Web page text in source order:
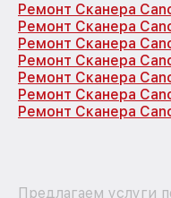
Ремонт Сканера
Ремонт Сканера
Ремонт Сканера
Ремонт Сканера
Ремонт Сканера
Ремонт Сканера
Ремонт Сканера
Предлагаем услуги